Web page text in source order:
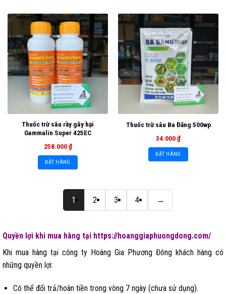
Thuốc trừ sâu rầy gây hại
Gammalin Super 425EC
258.000₫
ĐẶT HÀNG
Thuốc trừ sâu Ba Đăng 500wp
34.000₫
ĐẶT HÀNG
1 2 3 4 →
Quyền lợi khi mua hàng tại https://hoanggiaphuongdong.com/
Khi mua hàng tại công ty Hoàng Gia Phương Đông khách hàng có
những quyền lợi:
Có thể đổi trả/hoàn tiền trong vòng 7 ngày (chưa sử dụng).